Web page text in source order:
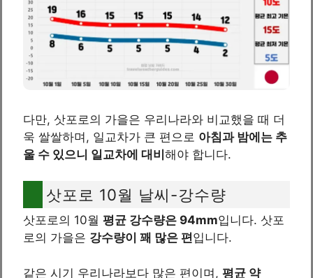
다만, 삿포로의 가을은 우리나라와 비교했을 때 더
욱 쌀쌀하며, 일교차가 큰 편으로 아침과 밤에는 추
울 수 있으니 일교차에 대비해야 합니다.
삿포로 10월 날씨-강수량
삿포로의 10월 평균 강수량은 94mm입니다. 삿포
로의 가을은 강수량이 꽤 많은 편입니다.
같은 시기 우리나라보다 많은 편이며, 평균 약